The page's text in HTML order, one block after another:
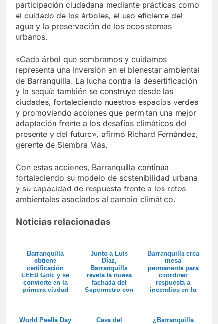
participación ciudadana mediante prácticas como
el cuidado de los árboles, el uso eficiente del
agua y la preservación de los ecosistemas
urbanos.
«Cada árbol que sembramos y cuidamos
representa una inversión en el bienestar ambiental
de Barranquilla. La lucha contra la desertificación
y la sequía también se construye desde las
ciudades, fortaleciendo nuestros espacios verdes
y promoviendo acciones que permitan una mejor
adaptación frente a los desafíos climáticos del
presente y del futuro», afirmó Richard Fernández,
gerente de Siembra Más.
Con estas acciones, Barranquilla continúa
fortaleciendo su modelo de sostenibilidad urbana
y su capacidad de respuesta frente a los retos
ambientales asociados al cambio climático.
Noticias relacionadas
Barranquilla
obtiene
certificación
LEED Gold y se
convierte en la
primera ciudad
Junto a Luis
Díaz,
Barranquilla
revela la nueva
fachada del
Supermetro con
Barranquilla crea
mesa
permanente para
coordinar
respuesta a
incendios en la
World Paella Day
Casa del
¿Barranquilla